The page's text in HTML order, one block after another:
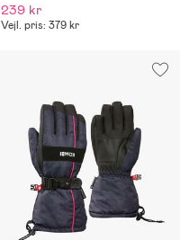
239 kr
Vejl. pris: 379 kr